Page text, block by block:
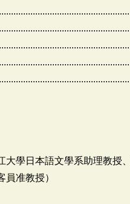
大學日本語文學系助理教授
准教授）